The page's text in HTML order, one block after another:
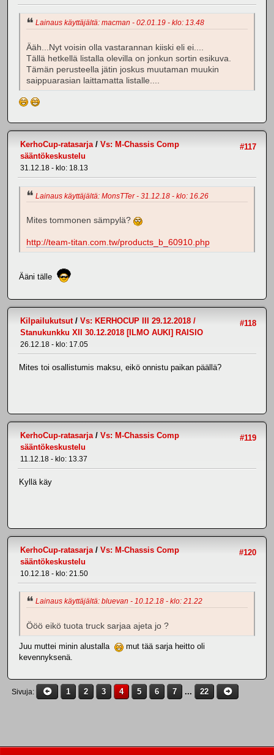
Lainaus käyttäjältä: macman - 02.01.19 - klo: 13.48
Ääh...Nyt voisin olla vastarannan kiiski eli ei....
Tällä hetkellä listalla olevilla on jonkun sortin esikuva.
Tämän perusteella jätin joskus muutaman muukin
saippuarasian laittamatta listalle....
#117
KerhoCup-ratasarja/ Vs: M-Chassis Comp
sääntökeskustelu
31.12.18 - klo: 18.13
Lainaus käyttäjältä: MonsTTer - 31.12.18 - klo: 16.26
Mites tommonen sämpylä?
http://team-titan.com.tw/products_b_60910.php
Ääni tälle
#118
Kilpailukutsut/ Vs: KERHOCUP III 29.12.2018 /
Stanukunkku XII 30.12.2018 [ILMO AUKI] RAISIO
26.12.18 - klo: 17.05
Mites toi osallistumis maksu, eikö onnistu paikan päällä?
#119
KerhoCup-ratasarja / Vs: M-Chassis Comp
sääntökeskustelu
11.12.18 - klo: 13.37
Kyllä käy
#120
KerhoCup-ratasarja / Vs: M-Chassis Comp
sääntökeskustelu
10.12.18 - klo: 21.50
Lainaus käyttäjältä: bluevan - 10.12.18 - klo: 21.22
Ööö eikö tuota truck sarjaa ajeta jo ?
Juu muttei minin alustalla
mut tää sarja heitto oli
kevennyksenä.
Sivuja 1 2 3 4 5 6 7 ... 22